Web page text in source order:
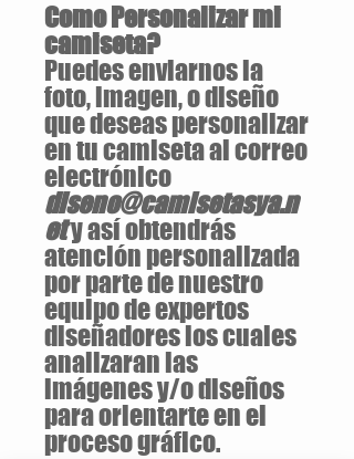
Como Personalizar mi
camiseta?
Puedes enviarnos la
foto, imagen, o diseño
que deseas personalizar
en tu camiseta al correo
electrónico
diseno@camisetasya.n
ety así obtendrás
atención personalizada
por parte de nuestro
equipo de expertos
diseñadores los cuales
analizaran las
imágenes y/o diseños
para orientarte en el
proceso gráfico.